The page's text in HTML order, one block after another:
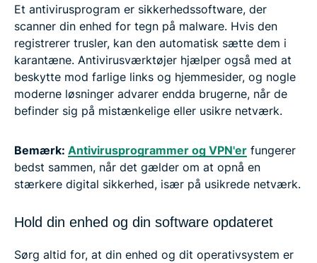
Et antivirusprogram er sikkerhedssoftware, der
scanner din enhed for tegn på malware. Hvis den
registrerer trusler, kan den automatisk sætte dem i
karantæne. Antivirusværktøjer hjælper også med at
beskytte mod farlige links og hjemmesider, og nogle
moderne løsninger advarer endda brugerne, når de
befinder sig på mistænkelige eller usikre netværk.
Bemærk: Antivirusprogrammer og VPN'er fungerer
bedst sammen, når det gælder om at opnå en
stærkere digital sikkerhed, især på usikrede netværk.
Hold din enhed og din software opdateret
Sørg altid for, at din enhed og dit operativsystem er